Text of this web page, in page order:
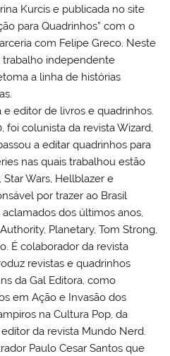
Kurcis e publicada no site
para Quadrinhos” com o
com Felipe Greco. Neste
independente
a linha de histórias
e editor de livros e quadrinhos.
foi colunista da revista Wizard,
a editar quadrinhos para
nas quais trabalhou estão
Star Wars, Hellblazer e
por trazer ao Brasil
dos últimos anos,
Planetary, Tom Strong,
É colaborador da revista
revistas e quadrinhos
da Gal Editora, como
em Ação e Invasão dos
na Cultura Pop, da
da revista Mundo Nerd.
Paulo Cesar Santos que